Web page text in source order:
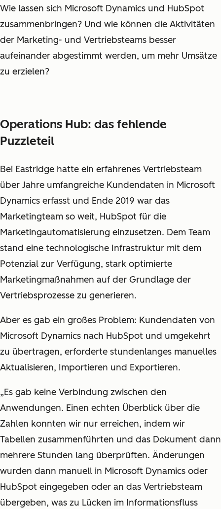
Wie lassen sich Microsoft Dynamics und HubSpot
zusammenbringen? Und wie können die Aktivitäten
der Marketing- und Vertriebsteams besser
aufeinander abgestimmt werden, um mehr Umsätze
zu erzielen?
Operations Hub: das fehlende
Puzzleteil
Bei Eastridge hatte ein erfahrenes Vertriebsteam
über Jahre umfangreiche Kundendaten in Microsoft
Dynamics erfasst und Ende 2019 war das
Marketingteam so weit, HubSpot für die
Marketingautomatisierung einzusetzen. Dem Team
stand eine technologische Infrastruktur mit dem
Potenzial zur Verfügung, stark optimierte
Marketingmaßnahmen auf der Grundlage der
Vertriebsprozesse zu generieren.
Aber es gab ein großes Problem: Kundendaten von
Microsoft Dynamics nach HubSpot und umgekehrt
zu übertragen, erforderte stundenlanges manuelles
Aktualisieren, Importieren und Exportieren.
„Es gab keine Verbindung zwischen den
Anwendungen. Einen echten Überblick über die
Zahlen konnten wir nur erreichen, indem wir
Tabellen zusammenführten und das Dokument dann
mehrere Stunden lang überprüften. Änderungen
wurden dann manuell in Microsoft Dynamics oder
HubSpot eingegeben oder an das Vertriebsteam
übergeben, was zu Lücken im Informationsfluss